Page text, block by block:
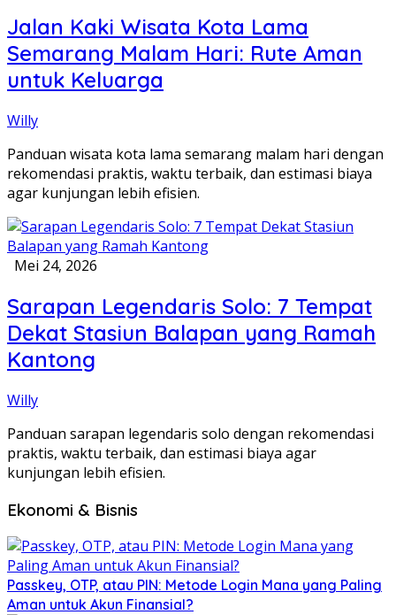
Jalan Kaki Wisata Kota Lama
Semarang Malam Hari: Rute Aman
untuk Keluarga
Willy
Panduan wisata kota lama semarang malam hari dengan
rekomendasi praktis, waktu terbaik, dan estimasi biaya
agar kunjungan lebih efisien.
Mei 24, 2026
Sarapan Legendaris Solo: 7 Tempat
Dekat Stasiun Balapan yang Ramah
Kantong
Willy
Panduan sarapan legendaris solo dengan rekomendasi
praktis, waktu terbaik, dan estimasi biaya agar
kunjungan lebih efisien.
Ekonomi & Bisnis
Passkey, OTP, atau PIN: Metode Login Mana yang Paling
Aman untuk Akun Finansial?